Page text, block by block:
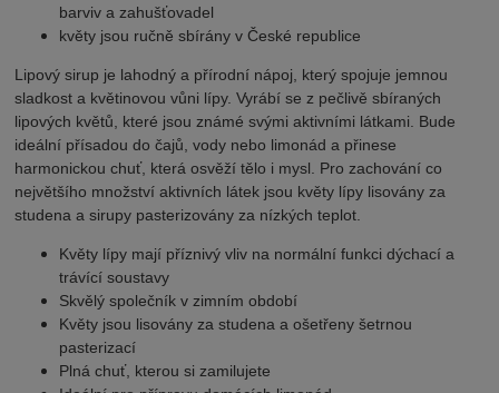
barviv a zahušťovadel
květy jsou ručně sbírány v České republice
Lipový sirup je lahodný a přírodní nápoj, který spojuje jemnou
sladkost a květinovou vůni lípy. Vyrábí se z pečlivě sbíraných
lipových květů, které jsou známé svými aktivními látkami. Bude
ideální přísadou do čajů, vody nebo limonád a přinese
harmonickou chuť, která osvěží tělo i mysl. Pro zachování co
největšího množství aktivních látek jsou květy lípy lisovány za
studena a sirupy pasterizovány za nízkých teplot.
Květy lípy mají příznivý vliv na normální funkci dýchací a
trávící soustavy
Skvělý společník v zimním období
Květy jsou lisovány za studena a ošetřeny šetrnou
pasterizací
Plná chuť, kterou si zamilujete